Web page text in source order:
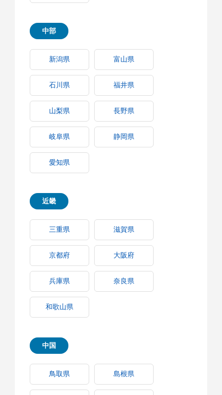
中部
新潟県 富山県
石川県 福井県
山梨県 長野県
岐阜県 静岡県
愛知県
近畿
三重県 滋賀県
京都府 大阪府
兵庫県 奈良県
和歌山県
中国
鳥取県 島根県